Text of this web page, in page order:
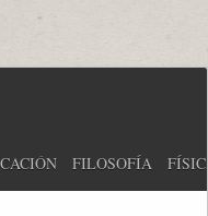
FILOSOFÍA